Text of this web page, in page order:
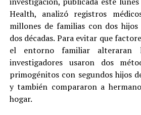
Health, analizó registros
millones de familias con dos
dos décadas. Para evitar que
el entorno familiar alteraran
investigadores usaron dos
primogénitos con segundos hijos
y también compararon a
hogar.